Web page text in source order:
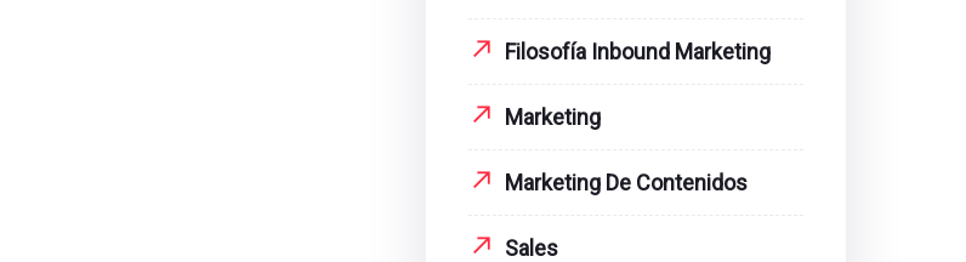
Filosofía Inbound Marketing
Marketing
Marketing De Contenidos
Sales